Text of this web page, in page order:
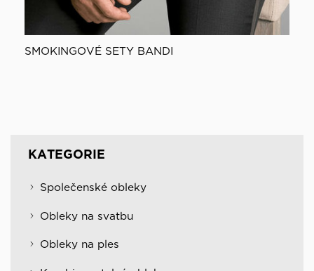
KATEGORIE
Společenské obleky
Obleky na svatbu
Obleky na ples
SMOKINGOVÉ SETY BANDI